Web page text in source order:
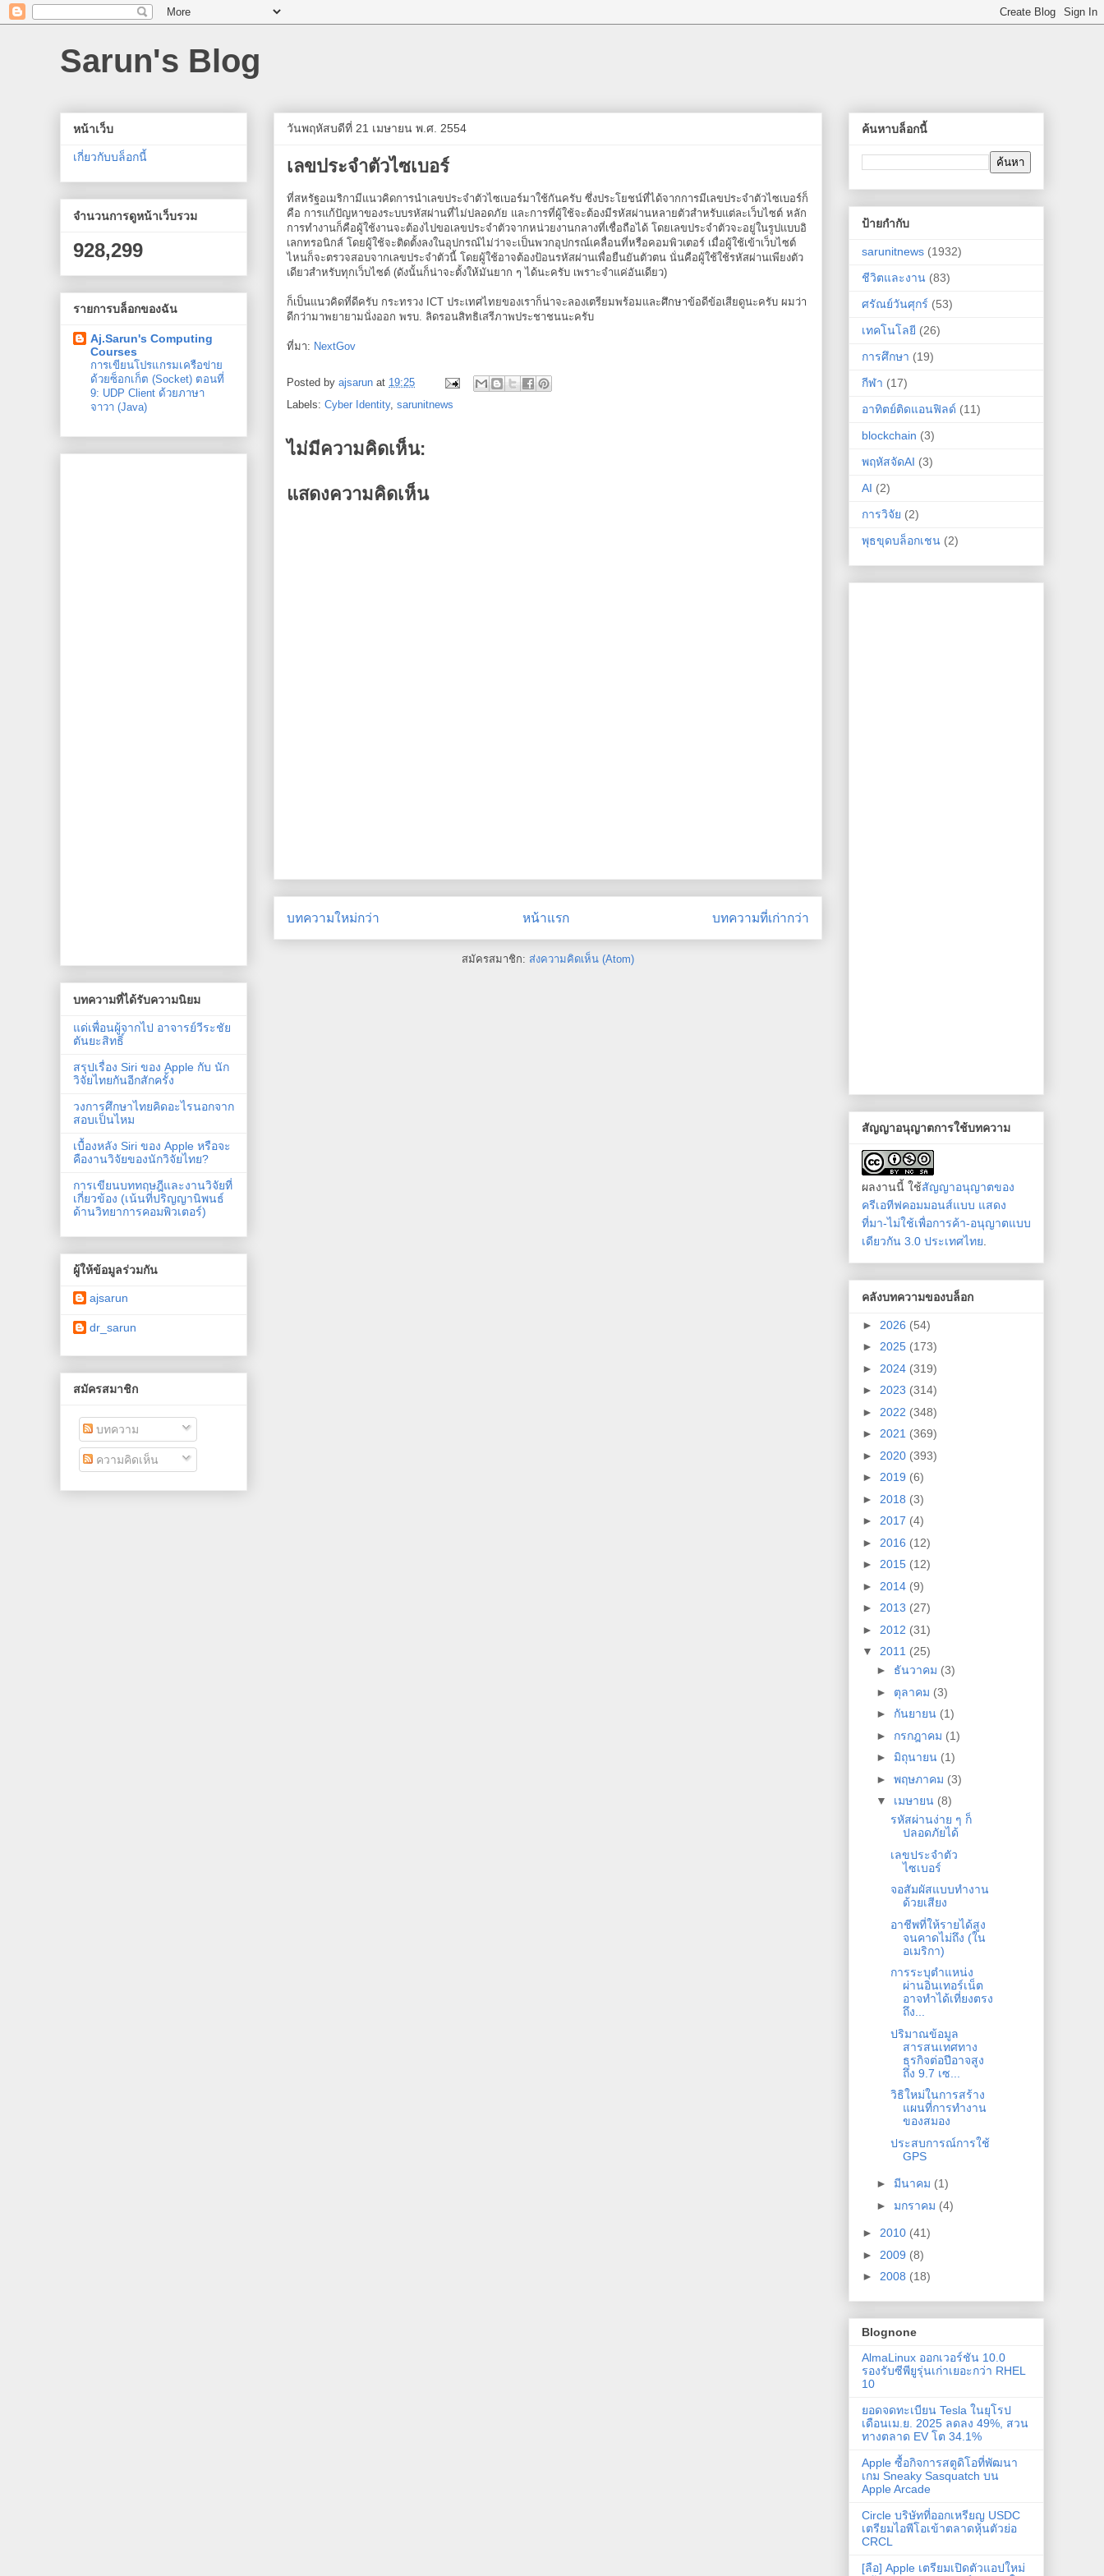
Sarun's Blog
วันพฤหัสบดีที่ 21 เมษายน พ.ศ. 2554
เลขประจำตัวไซเบอร์
ที่สหรัฐอเมริกามีแนวคิดการนำเลขประจำตัวไซเบอร์มาใช้กันครับ ซึ่งประโยชน์ที่ได้จากการมีเลขประจำตัวไซเบอร์ก็
คือ การแก้ปัญหาของระบบรหัสผ่านที่ไม่ปลอดภัย และการที่ผู้ใช้จะต้องมีรหัสผ่านหลายตัวสำหรับแต่ละเว็บไซต์ หลัก
การทำงานก็คือผู้ใช้งานจะต้องไปขอเลขประจำตัวจากหน่วยงานกลางที่เชื่อถือได้ โดยเลขประจำตัวจะอยู่ในรูปแบบอิ
เลกทรอนิกส์ โดยผู้ใช้จะติดตั้งลงในอุปกรณ์ไม่ว่าจะเป็นพวกอุปกรณ์เคลื่อนที่หรือคอมพิวเตอร์ เมื่อผู้ใช้เข้าเว็บไซต์
ไหนก็จะตรวจสอบจากเลขประจำตัวนี้ โดยผู้ใช้อาจต้องป้อนรหัสผ่านเพื่อยืนยันตัวตน นั่นคือผู้ใช้ใช้รหัสผ่านเพียงตัว
เดียวสำหรับทุกเว็บไซต์ (ดังนั้นก็น่าจะตั้งให้มันยาก ๆ ได้นะครับ เพราะจำแค่อันเดียว)
ก็เป็นแนวคิดที่ดีครับ กระทรวง ICT ประเทศไทยของเราก็น่าจะลองเตรียมพร้อมและศึกษาข้อดีข้อเสียดูนะครับ ผมว่า
ดีกว่ามาพยายามนั่งออก พรบ. ลิดรอนสิทธิเสรีภาพประชาชนนะครับ
ที่มา: NextGov
Posted by ajsarun at 19:25
Labels: Cyber Identity, sarunitnews
ไม่มีความคิดเห็น:
แสดงความคิดเห็น
บทความใหม่กว่า บทความที่เก่ากว่า
หน้าแรก
สมัครสมาชิก: ส่งความคิดเห็น (Atom)
หน้าเว็บ
เกี่ยวกับบล็อกนี้
จำนวนการดูหน้าเว็บรวม
928,299
รายการบล็อกของฉัน
Aj.Sarun's Computing
Courses
การเขียนโปรแกรมเครือข่าย
ด้วยซ็อกเก็ต (Socket) ตอนที่
9: UDP Client ด้วยภาษา
จาวา (Java)
บทความที่ได้รับความนิยม
แด่เพื่อนผู้จากไป อาจารย์วีระชัย
ตันยะสิทธิ์
สรุปเรื่อง Siri ของ Apple กับ นัก
วิจัยไทยกันอีกสักครั้ง
วงการศึกษาไทยคิดอะไรนอกจาก
สอบเป็นไหม
เบื้องหลัง Siri ของ Apple หรือจะ
คืองานวิจัยของนักวิจัยไทย?
การเขียนบททฤษฎีและงานวิจัยที่
เกี่ยวข้อง (เน้นที่ปริญญานิพนธ์
ด้านวิทยาการคอมพิวเตอร์)
ผู้ให้ข้อมูลร่วมกัน
ajsarun
dr_sarun
สมัครสมาชิก
บทความ
ความคิดเห็น
ค้นหาบล็อกนี้
ป้ายกำกับ
sarunitnews (1932)
ชีวิตและงาน (83)
ศรัณย์วันศุกร์ (53)
เทคโนโลยี (26)
การศึกษา (19)
กีฬา (17)
อาทิตย์ติดแอนฟิลด์ (11)
blockchain (3)
พฤหัสจัดAI (3)
AI (2)
การวิจัย (2)
พุธขุดบล็อกเชน (2)
สัญญาอนุญาตการใช้บทความ
ผลงานนี้ ใช้สัญญาอนุญาตของ
ครีเอทีฟคอมมอนส์แบบ แสดง
ที่มา-ไม่ใช้เพื่อการค้า-อนุญาตแบบ
เดียวกัน 3.0 ประเทศไทย
คลังบทความของบล็อก
► 2026 (54)
► 2025 (173)
► 2024 (319)
► 2023 (314)
► 2022 (348)
► 2021 (369)
► 2020 (393)
► 2019 (6)
► 2018 (3)
► 2017 (4)
► 2016 (12)
► 2015 (12)
► 2014 (9)
► 2013 (27)
► 2012 (31)
▼ 2011 (25)
► ธันวาคม (3)
► ตุลาคม (3)
► กันยายน (1)
► กรกฎาคม (1)
► มิถุนายน (1)
► พฤษภาคม (3)
▼ เมษายน (8)
รหัสผ่านง่าย ๆ ก็
ปลอดภัยได้
เลขประจำตัว
ไซเบอร์
จอสัมผัสแบบทำงาน
ด้วยเสียง
อาชีพที่ให้รายได้สูง
จนคาดไม่ถึง (ใน
อเมริกา)
การระบุตำแหน่ง
ผ่านอินเทอร์เน็ต
อาจทำได้เที่ยงตรง
ถึง...
ปริมาณข้อมูล
สารสนเทศทาง
ธุรกิจต่อปีอาจสูง
ถึง 9.7 เซ...
วิธิใหม่ในการสร้าง
แผนที่การทำงาน
ของสมอง
ประสบการณ์การใช้
GPS
► มีนาคม (1)
► มกราคม (4)
► 2010 (41)
► 2009 (8)
► 2008 (18)
Blognone
AlmaLinux ออกเวอร์ชัน 10.0
รองรับซีพียูรุ่นเก่าเยอะกว่า RHEL
10
ยอดจดทะเบียน Tesla ในยุโรป
เดือนเม.ย. 2025 ลดลง 49%, สวน
ทางตลาด EV โต 34.1%
Apple ซื้อกิจการสตูดิโอที่พัฒนา
เกม Sneaky Sasquatch บน
Apple Arcade
Circle บริษัทที่ออกเหรียญ USDC
เตรียมไอพีโอเข้าตลาดหุ้นตัวย่อ
CRCL
[ลือ] Apple เตรียมเปิดตัวแอปใหม่